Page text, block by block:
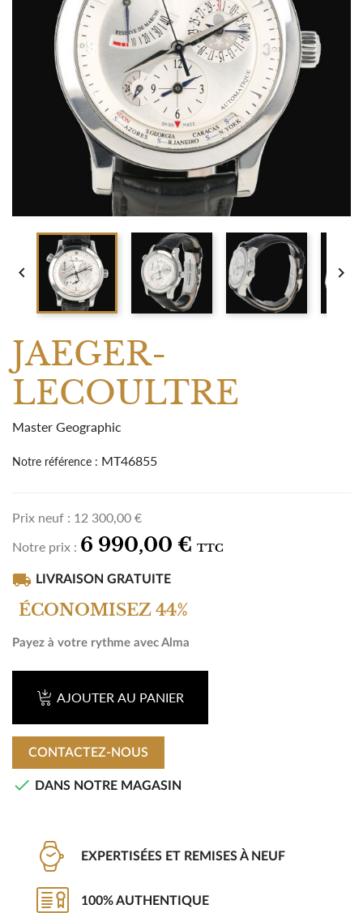
 
JAEGER-
LECOULTRE
Master Geographic
Notre référence : MT46855
Prix neuf : 12 300,00 €
Notre prix : 6 990,00 € TTC
local_shipping LIVRAISON GRATUITE
ÉCONOMISEZ 44%
Payez à votre rythme avec Alma
AJOUTER AU PANIER
CONTACTEZ-NOUS
 DANS NOTRE MAGASIN
EXPERTISÉES ET REMISES À NEUF
100% AUTHENTIQUE